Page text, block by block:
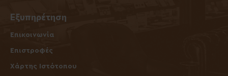
Εξυπηρέτηση
Επικοινωνία
Επιστροφές
Χάρτης Ιστότοπου